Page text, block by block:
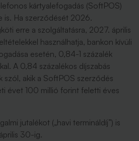
kártyalefogadás (SoftPOS)
is. Ha szerződését 2026.
erre a szolgáltatásra, 2027. április
használhatja, bankon kívüli
esetén, 0,84-1 százalék
A 0,84 százalékos díjszabás
szól, akik a SoftPOS szerződés
évet 100 millió forint feletti éves
jutalékot („havi termináldíj”) is
30-ig.